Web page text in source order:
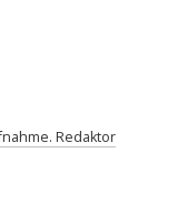
Redaktor